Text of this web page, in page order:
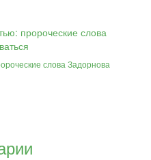
слова Задорнова